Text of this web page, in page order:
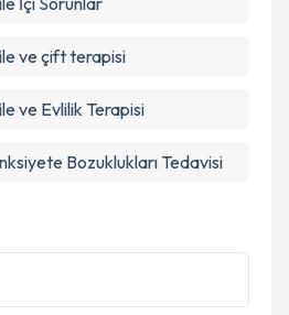
ve çift terapisi
ve Evlilik Terapisi
Bozuklukları Tedavisi